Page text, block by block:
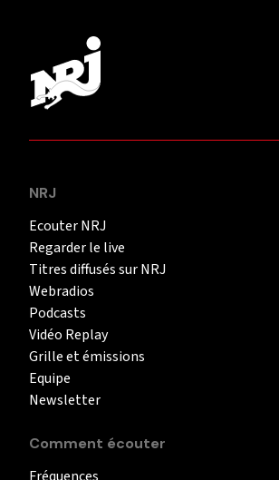
NRJ
Ecouter NRJ
Regarder le live
Titres diffusés sur NRJ
Webradios
Podcasts
Vidéo Replay
Grille et émissions
Equipe
Newsletter
Comment écouter